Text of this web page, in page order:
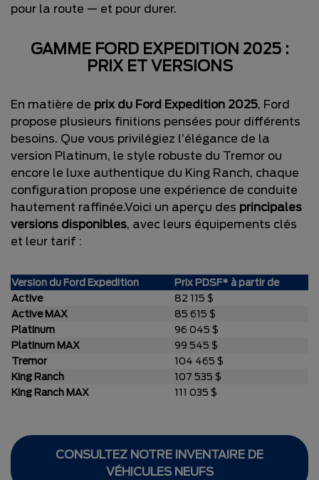
pour la route — et pour durer.
GAMME FORD EXPEDITION 2025 :
PRIX ET VERSIONS
En matière de prix du Ford Expedition 2025, Ford
propose plusieurs finitions pensées pour différents
besoins. Que vous privilégiez l’élégance de la
version Platinum, le style robuste du Tremor ou
encore le luxe authentique du King Ranch, chaque
configuration propose une expérience de conduite
hautement raffinée.Voici un aperçu des principales
versions disponibles, avec leurs équipements clés
et leur tarif :
Version du Ford Expedition
Prix PDSF* à partir de
Active
82 115 $
Active MAX
85 615 $
Platinum
96 045 $
Platinum MAX
99 545 $
Tremor
104 465 $
King Ranch
107 535 $
King Ranch MAX
111 035 $
CONSULTEZ NOTRE INVENTAIRE DE
VÉHICULES NEUFS